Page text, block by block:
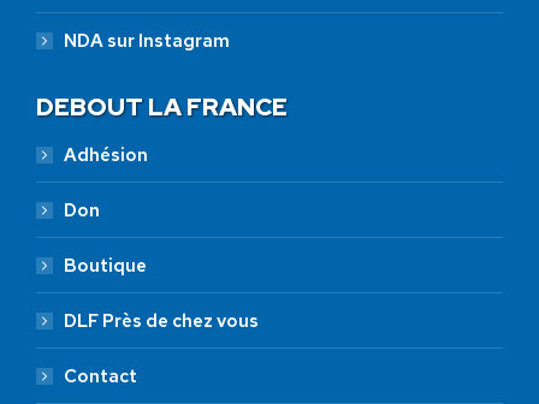
NDA sur Instagram
DEBOUT LA FRANCE
Adhésion
Don
Boutique
DLF Près de chez vous
Contact